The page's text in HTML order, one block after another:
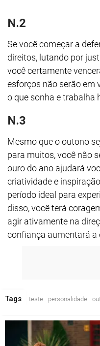
N.2
Se você começar a
direitos, lutando por
você certamente
esforços não serão em
o que sonha e trabalha
N.3
Mesmo que o outono
para muitos, você não
ouro do ano ajudará
criatividade e
período ideal para
disso, você terá
agir ativamente na
confiança aumentará a
Tags teste personalidade